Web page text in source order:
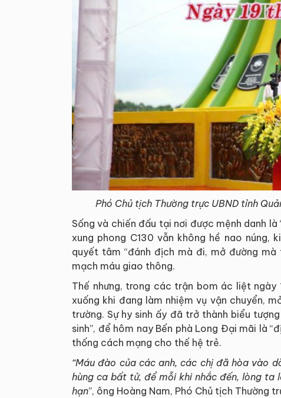
Phó Chủ tịch Thường trực UBND tỉnh
Sống và chiến đấu tại nơi được mệnh danh là
xung phong C130 vẫn không hề nao núng,
quyết tâm “đánh địch mà đi, mở đường
mạch máu giao thông.
Thế nhưng, trong các trận bom ác liệt
xuống khi đang làm nhiệm vụ vận chuyển,
trường. Sự hy sinh ấy đã trở thành biểu
sinh”, để hôm nay Bến phà Long Đại mãi là
thống cách mạng cho thế hệ trẻ.
“Máu đào của các anh, các chị đã hòa vào
hùng ca bất tử, để mỗi khi nhắc đến, lòng
hạn”, ông Hoàng Nam, Phó Chủ tịch Thường